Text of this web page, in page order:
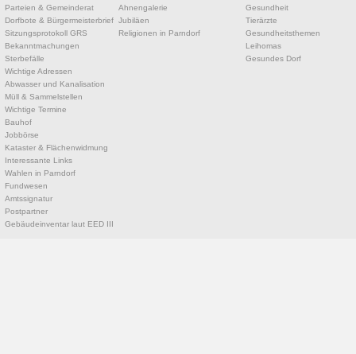
Parteien & Gemeinderat
Dorfbote & Bürgermeisterbrief
Sitzungsprotokoll GRS
Bekanntmachungen
Sterbefälle
Wichtige Adressen
Abwasser und Kanalisation
Müll & Sammelstellen
Wichtige Termine
Bauhof
Jobbörse
Kataster & Flächenwidmung
Interessante Links
Wahlen in Parndorf
Fundwesen
Amtssignatur
Postpartner
Gebäudeinventar laut EED III
Ahnengalerie
Jubiläen
Religionen in Parndorf
Gesundheit
Tierärzte
Gesundheitsthemen
Leihomas
Gesundes Dorf